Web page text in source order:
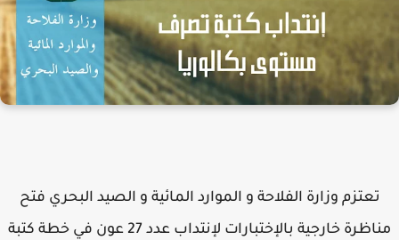
تعتزم وزارة الفلاحة و الموارد المائية و الصيد البحري فتح
مناظرة خارجية بالإختبارات لإنتداب عدد 27 عون في خطة كتبة